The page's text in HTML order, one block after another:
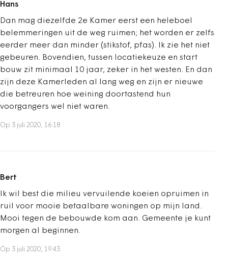
Hans
Dan mag diezelfde 2e Kamer eerst een heleboel
belemmeringen uit de weg ruimen; het worden er zelfs
eerder meer dan minder (stikstof, pfas). Ik zie het niet
gebeuren. Bovendien, tussen locatiekeuze en start
bouw zit minimaal 10 jaar, zeker in het westen. En dan
zijn deze Kamerleden al lang weg en zijn er nieuwe
die betreuren hoe weining doortastend hun
voorgangers wel niet waren.
Op 3 juli 2020, 16:18
Bert
Ik wil best die milieu vervuilende koeien opruimen in
ruil voor mooie betaalbare woningen op mijn land.
Mooi tegen de bebouwde kom aan. Gemeente je kunt
morgen al beginnen.
Op 3 juli 2020, 19:43